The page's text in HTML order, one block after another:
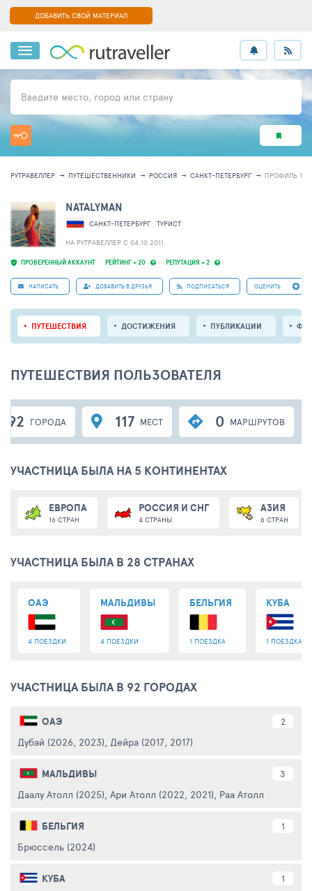
ДОБАВИТЬ СВОЙ МАТЕРИАЛ
Введите место, город или страну
РУТРАВЕЛЛЕР ПУТЕШЕСТВЕННИКИ РОССИЯ САНКТ-ПЕТЕРБУРГ ПРОФИЛЬ
ПРОВЕРЕННЫЙ АККАУНТ РЕЙТИНГ + 20 РЕПУТАЦИЯ + 2
NATALYMAN
САНКТ-ПЕТЕРБУРГ
ТУРИСТ
НА РУТРАВЕЛЛЕР C 04.10.2011
НАПИСАТЬ ДОБАВИТЬ В ДРУЗЬЯ ПОДПИСАТЬСЯ ОЦЕНИТЬ
ПУТЕШЕСТВИЯ ДОСТИЖЕНИЯ ПУБЛИКАЦИИ
ПУТЕШЕСТВИЯ ПОЛЬЗОВАТЕЛЯ
92 ГОРОДА 117 МЕСТ 0 МАРШРУТОВ
УЧАСТНИЦА БЫЛА НА 5 КОНТИНЕНТАХ
ЕВРОПА
16 СТРАН
РОССИЯ И СНГ
4 СТРАНЫ
АЗИЯ
6 СТРАН
УЧАСТНИЦА БЫЛА В 28 СТРАНАХ
ОАЭ
4 ПОЕЗДКИ
МАЛЬДИВЫ
4 ПОЕЗДКИ
БЕЛЬГИЯ
1 ПОЕЗДКА
КУБА
1 ПОЕЗДКА
УЧАСТНИЦА БЫЛА В 92 ГОРОДАХ
ОАЭ 2
Дубай (2026, 2023), Дейра (2017, 2017)
МАЛЬДИВЫ 3
Даалу Атолл (2025), Ари Атолл (2022, 2021), Раа Атолл (2024)
БЕЛЬГИЯ 1
Брюссель (2024)
КУБА 1